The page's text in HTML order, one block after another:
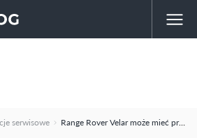
serwisowe Range Rover Velar może mieć problem z elektroniką